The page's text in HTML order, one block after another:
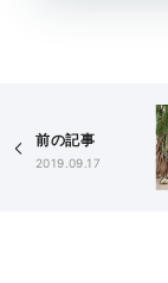
前の記事
2019.09.17